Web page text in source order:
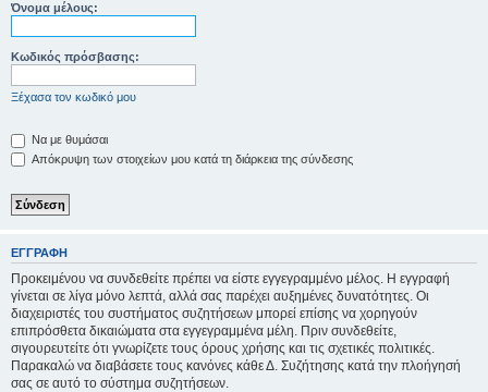
Όνομα μέλους:
Κωδικός πρόσβασης:
Ξέχασα τον κωδικό μου
Να με θυμάσαι
Απόκρυψη των στοιχείων μου κατά τη διάρκεια της σύνδεσης
ΕΓΓΡΑΦΉ
Προκειμένου να συνδεθείτε πρέπει να είστε εγγεγραμμένο μέλος. Η εγγραφή
γίνεται σε λίγα μόνο λεπτά, αλλά σας παρέχει αυξημένες δυνατότητες. Οι
διαχειριστές του συστήματος συζητήσεων μπορεί επίσης να χορηγούν
επιπρόσθετα δικαιώματα στα εγγεγραμμένα μέλη. Πριν συνδεθείτε,
σιγουρευτείτε ότι γνωρίζετε τους όρους χρήσης και τις σχετικές πολιτικές.
Παρακαλώ να διαβάσετε τους κανόνες κάθε Δ. Συζήτησης κατά την πλοήγησή
σας σε αυτό το σύστημα συζητήσεων.